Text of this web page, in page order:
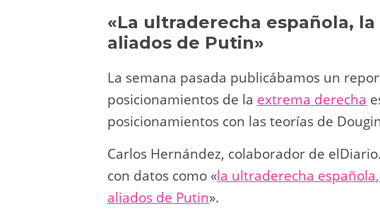
«La ultraderecha española,
aliados de Putin»
La semana pasada publicábamos un
posicionamientos de la extrema derecha
posicionamientos con las teorías de
Carlos Hernández, colaborador de
con datos como «la ultraderecha
aliados de Putin».